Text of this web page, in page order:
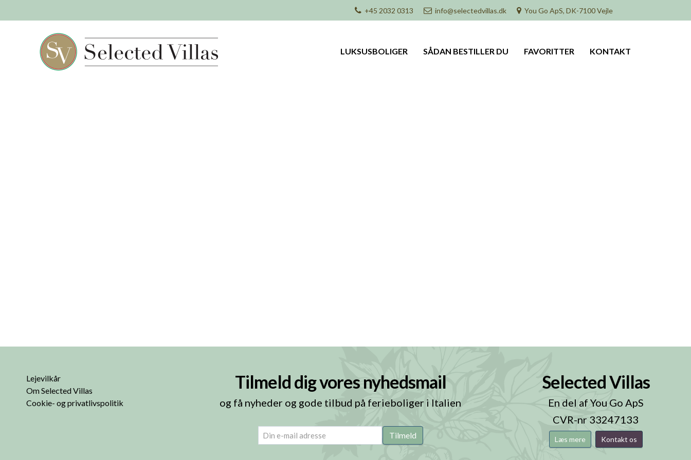
+45 2032 0313 info@selectedvillas.dk You Go ApS, DK-7100 Vejle
LUKSUSBOLIGER SÅDAN BESTILLER DU FAVORITTER KONTAKT
Lejevilkår
Om Selected Villas
Cookie- og privatlivspolitik
Tilmeld dig vores nyhedsmail
og få nyheder og gode tilbud på ferieboliger i Italien
email (Påkrævet) Tilmeld
Selected Villas
En del af You Go ApS
CVR-nr 33247133
Læs mere Kontakt os